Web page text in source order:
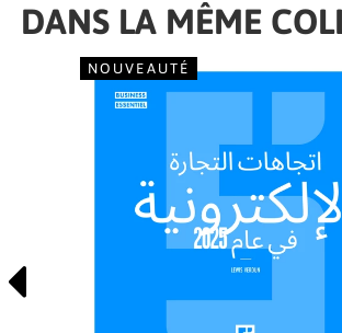
DANS LA MÊME
NOUVEAUTÉ